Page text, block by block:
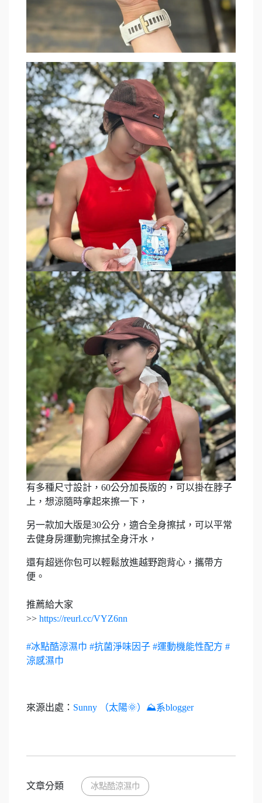
有多種尺寸設計，60公分加長版的，可以掛在脖子
上，想涼隨時拿起來擦一下，
另一款加大版是30公分，適合全身擦拭，可以平常
去健身房運動完擦拭全身汗水，
還有超迷你包可以輕鬆放進越野跑背心，攜帶方
便。
推薦給大家
>> https://reurl.cc/VYZ6nn
#冰點酷涼濕巾 #抗菌淨味因子 #運動機能性配方 #
涼感濕巾
來源出處： Sunny （太陽🌞）⛰️系blogger
文章分類 冰點酷涼濕巾